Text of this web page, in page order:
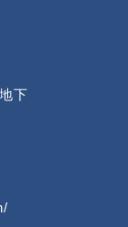
下